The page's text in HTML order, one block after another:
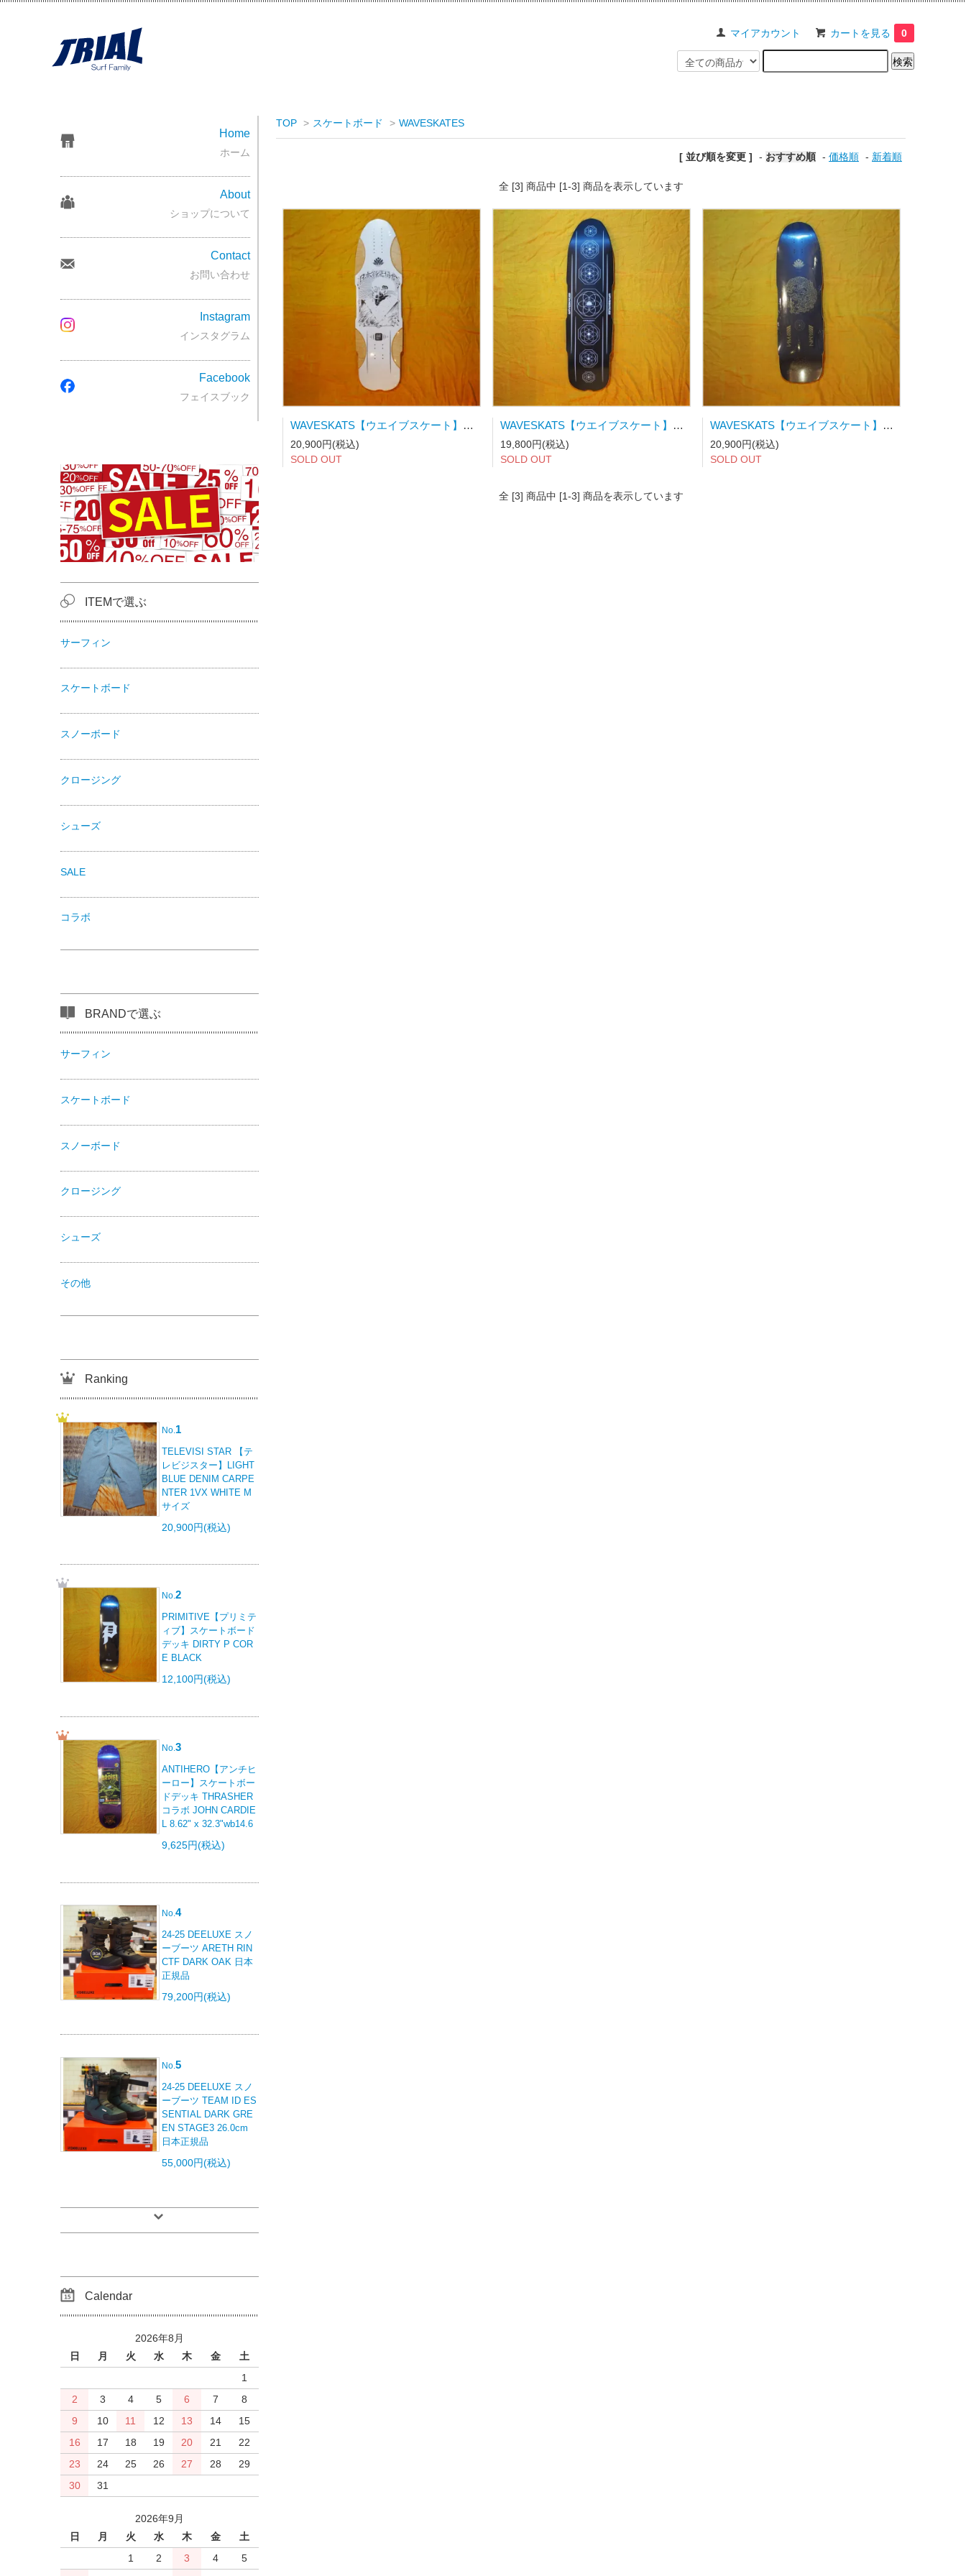
マイアカウント カートを見る 0
TOP > スケートボード > WAVESKATES
[ 並び順を変更 ] - おすすめ順 - 価格順 - 新着順
全 [3] 商品中 [1-3] 商品を表示しています
WAVESKATS【ウエイブスケート】スケートボードデッキ AK36 Toshikazu Nozaka ArtWork
20,900円(税込)
SOLD OUT
WAVESKATS【ウエイブスケート】スケートボードデッキ AK36DK
19,800円(税込)
SOLD OUT
WAVESKATS【ウエイブスケート】スケートボードデッキ AK-D DoubleKick 2024ver
20,900円(税込)
SOLD OUT
全 [3] 商品中 [1-3] 商品を表示しています
Home
ホーム
About
ショップについて
Contact
お問い合わせ
Instagram
インスタグラム
Facebook
フェイスブック
ITEMで選ぶ
サーフィン
スケートボード
スノーボード
クロージング
シューズ
SALE
コラボ
BRANDで選ぶ
サーフィン
スケートボード
スノーボード
クロージング
シューズ
その他
Ranking
No. 1
TELEVISI STAR 【テ
レビジスター】LIGHT
BLUE DENIM CARPE
NTER 1VX WHITE M
サイズ
20,900円(税込)
No.2
PRIMITIVE【プリミテ
ィブ】スケートボード
デッキ DIRTY P COR
E BLACK
12,100円(税込)
No. 3
ANTIHERO【アンチヒ
ーロー】スケートボー
ドデッキ THRASHER
コラボ JOHN CARDIE
L 8.62" x 32.3"wb14.6
9,625円(税込)
No.4
24-25 DEELUXE スノ
ーブーツ ARETH RIN
CTF DARK OAK 日本
正規品
79,200円(税込)
No.5
24-25 DEELUXE スノ
ーブーツ TEAM ID ES
SENTIAL DARK GRE
EN STAGE3 26.0cm
日本正規品
55,000円(税込)
Calendar
2026年8月
日
月 火 水 木 金
土
1
2
3 4 5 6 7
8
9
10 11 12 13 14
15
16
17 18 19 20 21
22
23
24 25 26 27 28
29
30
31
2026年9月
日
月 火 水 木 金
土
1
2 3 4
5